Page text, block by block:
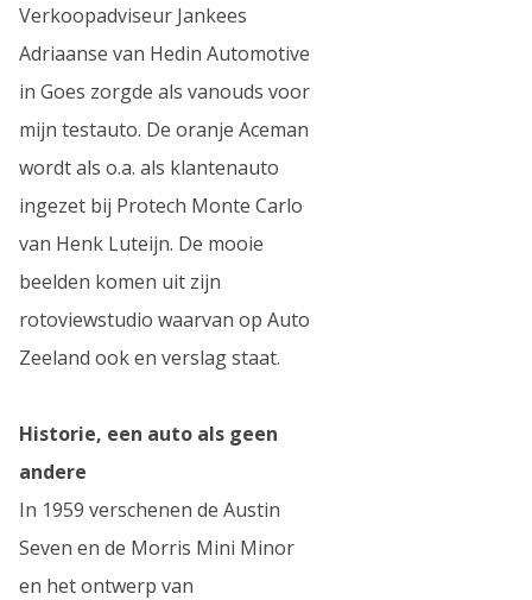
Verkoopadviseur Jankees
Adriaanse van Hedin Automotive
in Goes zorgde als vanouds voor
mijn testauto. De oranje Aceman
wordt als o.a. als klantenauto
ingezet bij Protech Monte Carlo
van Henk Luteijn. De mooie
beelden komen uit zijn
rotoviewstudio waarvan op Auto
Zeeland ook en verslag staat.
Historie, een auto als geen
andere
In 1959 verschenen de Austin
Seven en de Morris Mini Minor
en het ontwerp van